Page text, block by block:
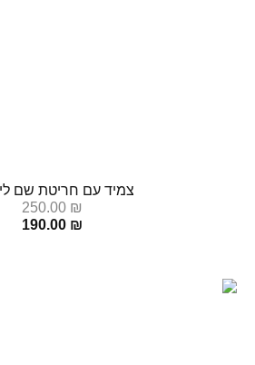
צמיד עם חריטת שם
250.00 ₪
190.00 ₪